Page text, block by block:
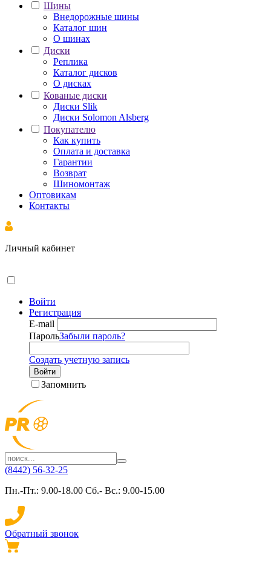
Шины
Внедорожные шины
Каталог шин
О шинах
Диски
Реплика
Каталог дисков
О дисках
Кованые диски
Диски Slik
Диски Solomon Alsberg
Покупателю
Как купить
Оплата и доставка
Гарантии
Возврат
Шиномонтаж
Оптовикам
Контакты
Личный кабинет
Войти
Регистрация
E-mail
ПарольЗабыли пароль?
Создать учетную запись
Войти
Запомнить
(8442) 56-32-25
Пн.-Пт.: 9.00-18.00 Сб.- Вс.: 9.00-15.00
Обратный звонок